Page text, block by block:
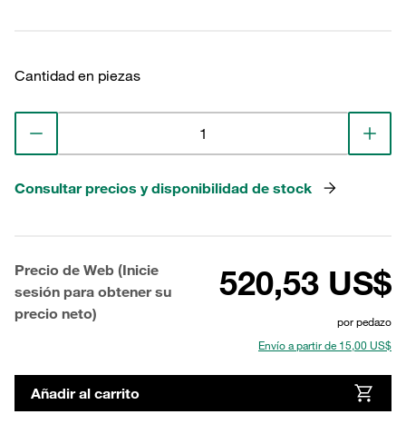
Cantidad en piezas
Consultar precios y disponibilidad de stock
Precio de Web (Inicie
sesión para obtener su
precio neto)
520,53 US$
por pedazo
Envío a partir de 15,00 US$
Añadir al carrito